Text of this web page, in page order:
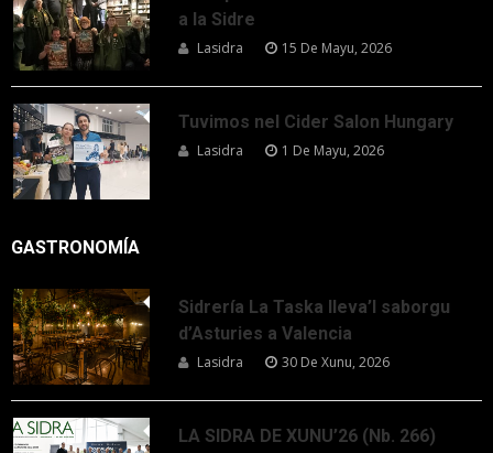
a la Sidre
Lasidra 15 De Mayu, 2026
Tuvimos nel Cider Salon Hungary
Lasidra 1 De Mayu, 2026
GASTRONOMÍA
Sidrería La Taska lleva’l saborgu
d’Asturies a Valencia
Lasidra 30 De Xunu, 2026
LA SIDRA DE XUNU’26 (Nb. 266)